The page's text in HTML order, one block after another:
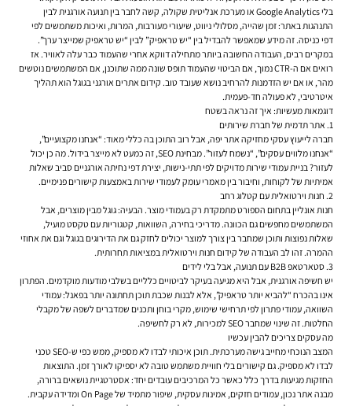
בלי Google Analytics או מערכת אנליטית שקולה, קשה לחבר בין תנועה אורגנית לבין
התנהגות באתר: זמן שהייה, מסלולי ניווט, שיעורי מעורבות, המרות, ואיכות משתמשים לפי
דפי כניסה. זה מידע שמאפשר להבדיל בין “יש טראפיק” לבין “יש טראפיק שמייצר ערך”.
במקרים רבים, העבודה החשובה ביותר מתחילה דווקא אחרי שהעמוד כבר עלה לאוויר. אז
רואים אם ה-CTR נמוך, אם הביטוי שהעמוד תופס שונה ממה שתוכנן, אם המשתמשים נוטשים
מהר, או אם יש הזדמנות להרחיב נושא שעובד טוב. קידום אתרים אורגני בגוגל הוא תהליך
איטרטיבי, לא פעולה חד-פעמית.
דוגמאות מעשיות: איך זה נראה בשטח
1. אתר תדמית של חברת שירותים
חברה לייעוץ עסקי מחזיקה אתר יפה, אבל רוב התוכן בה כללי מאוד: “אנחנו מקצועיים”,
“אנחנו מלווים עסקים”, “נשמח לעזור”. מבחינת SEO, זה כמעט לא מייצר בידול. מה כן יכול
לעזור? בניית עמודי שירות מדויקים לפי תתי-נישות, יצירת דפי נחיתה אורגניים סביב שאלות
אמיתיות של לקוחות, וחיבור בין מאמרי עומק לעמודי שירות באמצעות קישורים פנימיים.
2. חנות וירטואלית עם קטלוג רחב
חנות אונליין בתחום הספורט מתמקדת רק בעמודי מוצר. הבעיה: גוגל מבין מוצרים, אבל
המשתמשים מחפשים גם הכוונה. מדריכי בחירה, השוואות, קטגוריות עם טקסט מועיל,
שאלות נפוצות ותוכן שמחבר בין צורך למוצר יכולים לחזק גם את הדירוגים בגוגל וגם את אחוזי
ההמרה. זהו לב העבודה של קידום חנות וירטואלית במציאות תחרותית.
3. סטארטאפ B2B עם תנועה, אבל בלי לידים
יש חשיפה אורגנית, אבל היא מגיעה בעיקר לביטויים כלליים בשלבי מודעות מוקדמים. הפתרון
אינו בהכרח “להביא יותר טראפיק”, אלא לבנות שכבת תוכן תחתונה יותר בפאנל: עמודי
השוואה, עמודי פתרון לפי תרחישי שימוש, מקרי בוחן ותכנים שמדברים לשפה של מקבלי
החלטות. זה שינוי שמחבר SEO למכירות, לא רק לחשיפה.
מה עסקים צריכים להבין עכשיו
המצב הנוכחי מחייב גישה מערכתית. תוכן איכותי לבדו לא מספיק, ממש כפי ש-SEO טכני
לבדו לא מספיק. גם קישורים בלי חוויית משתמש טובה לא יספיקו לאורך זמן. התוצאות
החזקות מגיעות בדרך כלל כאשר כל המרכיבים עובדים יחד: אסטרטגיית נושאים ברורה,
מבנה אתר נכון, עמודים חזקים, אמינות עסקית, שיפור מתמיד של On Page ומדידה עקבית.